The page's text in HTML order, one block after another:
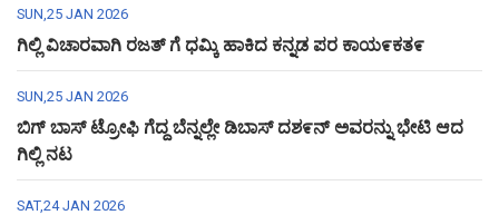
SUN,25 JAN 2026
ಗಿಲ್ಲಿ ವಿಚಾರವಾಗಿ ರಜತ್ ಗೆ ಧಮ್ಕಿ ಹಾಕಿದ ಕನ್ನಡ ಪರ ಕಾಯ೯ಕತ೯
SUN,25 JAN 2026
ಬಿಗ್ ಬಾಸ್ ಟ್ರೋಫಿ ಗೆದ್ದ ಬೆನ್ನಲ್ಲೇ ಡಿಬಾಸ್ ದಶ೯ನ್ ಅವರನ್ನು ಭೇಟಿ ಆದ
ಗಿಲ್ಲಿ ನಟ
SAT,24 JAN 2026